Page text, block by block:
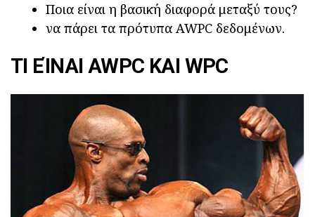
Ποια είναι η βασική διαφορά μεταξύ τους?
να πάρει τα πρότυπα AWPC δεδομένων.
ΤΙ ΕΊΝΑΙ AWPC ΚΑΙ WPC